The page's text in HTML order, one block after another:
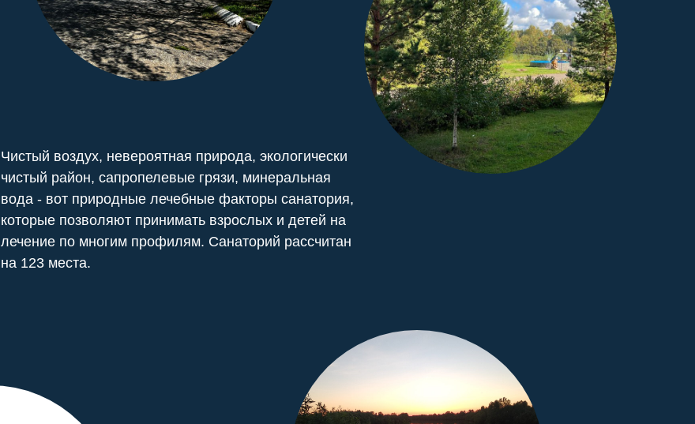
Чистый воздух, невероятная природа, экологически
чистый район, сапропелевые грязи, минеральная
вода - вот природные лечебные факторы санатория,
которые позволяют принимать взрослых и детей на
лечение по многим профилям. Санаторий рассчитан
на 123 места.